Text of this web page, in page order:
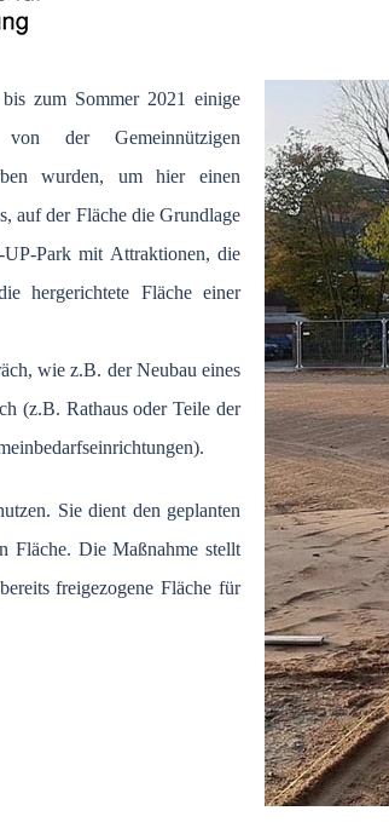
zum Sommer 2021 einige
von der Gemeinnützigen
wurden, um hier einen
auf der Fläche die Grundlage
Park mit Attraktionen, die
hergerichtete Fläche einer
wie z.B. der Neubau eines
(z.B. Rathaus oder Teile der
Sie dient den geplanten
Fläche. Die Maßnahme stellt
freigezogene Fläche für